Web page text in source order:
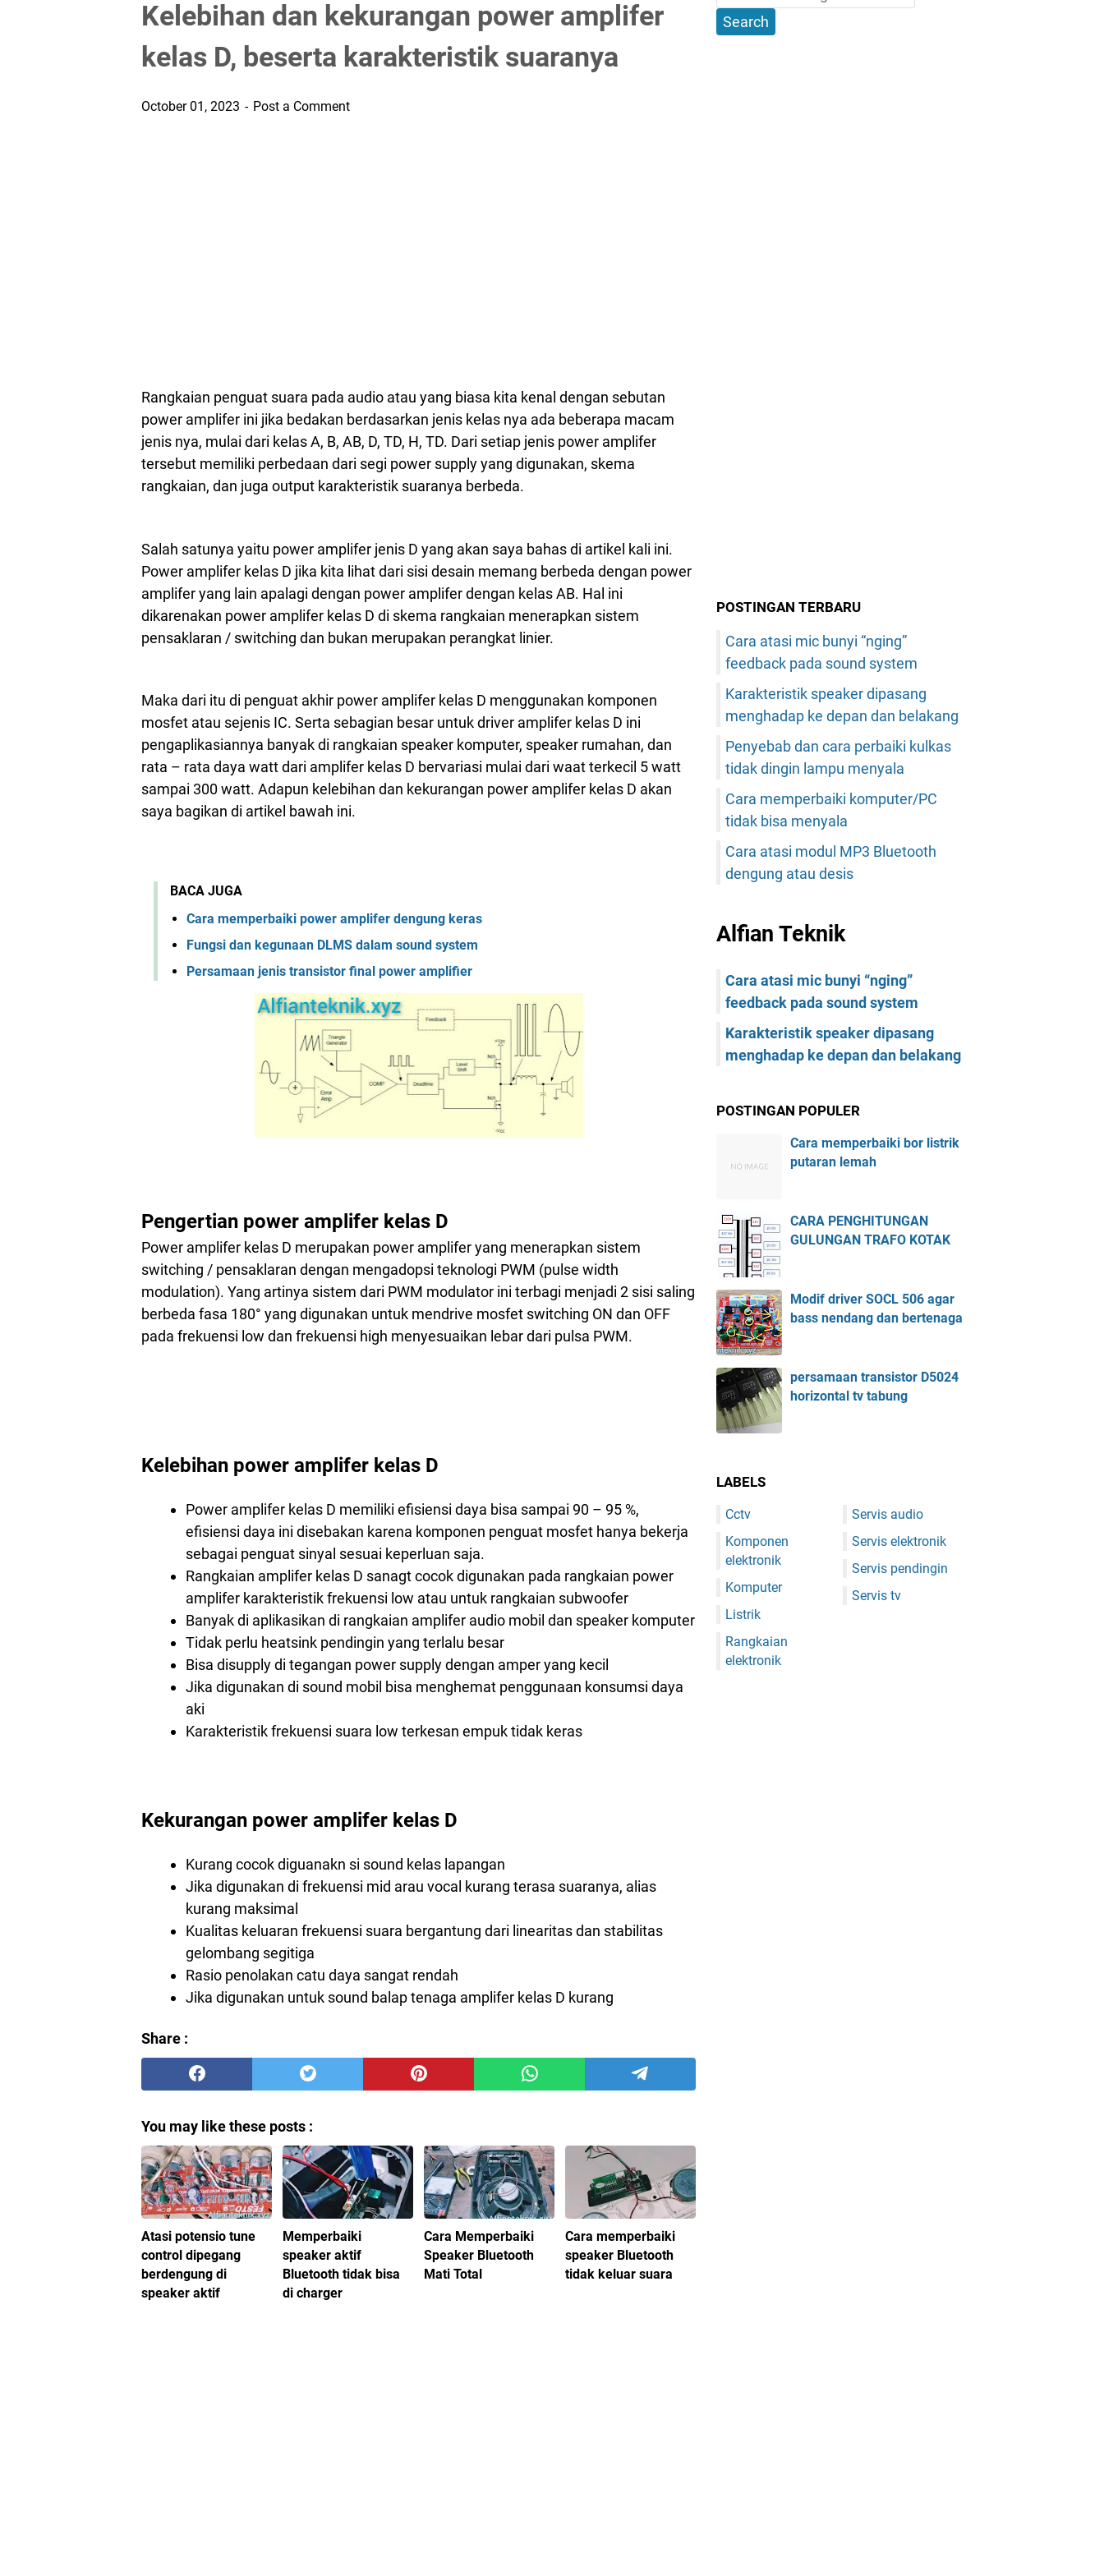
Kelebihan dan kekurangan power amplifer
kelas D, beserta karakteristik suaranya
October 01, 2023 Post a Comment
Rangkaian penguat suara pada audio atau yang biasa kita kenal dengan sebutan
power amplifer ini jika bedakan berdasarkan jenis kelas nya ada beberapa macam
jenis nya, mulai dari kelas A, B, AB, D, TD, H, TD. Dari setiap jenis power amplifer
tersebut memiliki perbedaan dari segi power supply yang digunakan, skema
rangkaian, dan juga output karakteristik suaranya berbeda.
Salah satunya yaitu power amplifer jenis D yang akan saya bahas di artikel kali ini.
Power amplifer kelas D jika kita lihat dari sisi desain memang berbeda dengan power
amplifer yang lain apalagi dengan power amplifer dengan kelas AB. Hal ini
dikarenakan power amplifer kelas D di skema rangkaian menerapkan sistem
pensaklaran / switching dan bukan merupakan perangkat linier.
Maka dari itu di penguat akhir power amplifer kelas D menggunakan komponen
mosfet atau sejenis IC. Serta sebagian besar untuk driver amplifer kelas D ini
pengaplikasiannya banyak di rangkaian speaker komputer, speaker rumahan, dan
rata – rata daya watt dari amplifer kelas D bervariasi mulai dari waat terkecil 5 watt
sampai 300 watt. Adapun kelebihan dan kekurangan power amplifer kelas D akan
saya bagikan di artikel bawah ini.
BACA JUGA
Cara memperbaiki power amplifer dengung keras
Fungsi dan kegunaan DLMS dalam sound system
Persamaan jenis transistor final power amplifier
Pengertian power amplifer kelas D
Power amplifer kelas D merupakan power amplifer yang menerapkan sistem
switching / pensaklaran dengan mengadopsi teknologi PWM (pulse width
modulation). Yang artinya sistem dari PWM modulator ini terbagi menjadi 2 sisi saling
berbeda fasa 180° yang digunakan untuk mendrive mosfet switching ON dan OFF
pada frekuensi low dan frekuensi high menyesuaikan lebar dari pulsa PWM.
Kelebihan power amplifer kelas D
Power amplifer kelas D memiliki efisiensi daya bisa sampai 90 – 95 %,
efisiensi daya ini disebakan karena komponen penguat mosfet hanya bekerja
sebagai penguat sinyal sesuai keperluan saja.
Rangkaian amplifer kelas D sanagt cocok digunakan pada rangkaian power
amplifer karakteristik frekuensi low atau untuk rangkaian subwoofer
Banyak di aplikasikan di rangkaian amplifer audio mobil dan speaker komputer
Tidak perlu heatsink pendingin yang terlalu besar
Bisa disupply di tegangan power supply dengan amper yang kecil
Jika digunakan di sound mobil bisa menghemat penggunaan konsumsi daya
aki
Karakteristik frekuensi suara low terkesan empuk tidak keras
Kekurangan power amplifer kelas D
Kurang cocok diguanakn si sound kelas lapangan
Jika digunakan di frekuensi mid arau vocal kurang terasa suaranya, alias
kurang maksimal
Kualitas keluaran frekuensi suara bergantung dari linearitas dan stabilitas
gelombang segitiga
Rasio penolakan catu daya sangat rendah
Jika digunakan untuk sound balap tenaga amplifer kelas D kurang
Share :
You may like these posts :
Atasi potensio tune
control dipegang
berdengung di
speaker aktif
Memperbaiki
speaker aktif
Bluetooth tidak bisa
di charger
Cara Memperbaiki
Speaker Bluetooth
Mati Total
Cara memperbaiki
speaker Bluetooth
tidak keluar suara
POSTINGAN TERBARU
Cara atasi mic bunyi “nging”
feedback pada sound system
Karakteristik speaker dipasang
menghadap ke depan dan belakang
Penyebab dan cara perbaiki kulkas
tidak dingin lampu menyala
Cara memperbaiki komputer/PC
tidak bisa menyala
Cara atasi modul MP3 Bluetooth
dengung atau desis
Alfian Teknik
Cara atasi mic bunyi “nging”
feedback pada sound system
Karakteristik speaker dipasang
menghadap ke depan dan belakang
POSTINGAN POPULER
Cara memperbaiki bor listrik
putaran lemah
CARA PENGHITUNGAN
GULUNGAN TRAFO KOTAK
Modif driver SOCL 506 agar
bass nendang dan bertenaga
persamaan transistor D5024
horizontal tv tabung
LABELS
Cctv
Komponen
elektronik
Komputer
Listrik
Rangkaian
elektronik
Servis audio
Servis elektronik
Servis pendingin
Servis tv